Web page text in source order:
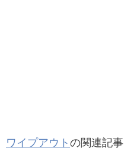
ワイプアウト の関連記事